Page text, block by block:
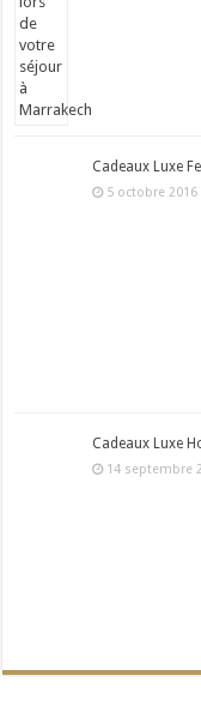
Cadeaux Luxe
5 octobre 2016
Cadeaux Luxe
14 septembre